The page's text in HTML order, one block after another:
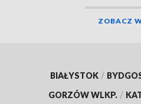
ZOBACZ
BIAŁYSTOK /
GORZÓW WLKP. /